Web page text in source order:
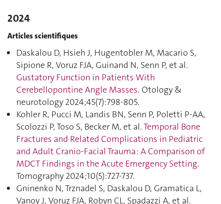
2024
Articles scientifiques
Daskalou D, Hsieh J, Hugentobler M, Macario S,
Sipione R, Voruz FJA, Guinand N, Senn P, et al.
Gustatory Function in Patients With
Cerebellopontine Angle Masses. Otology &
neurotology 2024;45(7):798‑805.
Kohler R, Pucci M, Landis BN, Senn P, Poletti P-AA,
Scolozzi P, Toso S, Becker M, et al.Temporal Bone
Fractures and Related Complications in Pediatric
and Adult Cranio-Facial Trauma : A Comparison of
MDCT Findings in the Acute Emergency Setting.
Tomography 2024;10(5):727‑737.
Gninenko N, Trznadel S, Daskalou D, Gramatica L,
Vanoy J, Voruz FJA, Robyn CL, Spadazzi A, et al.